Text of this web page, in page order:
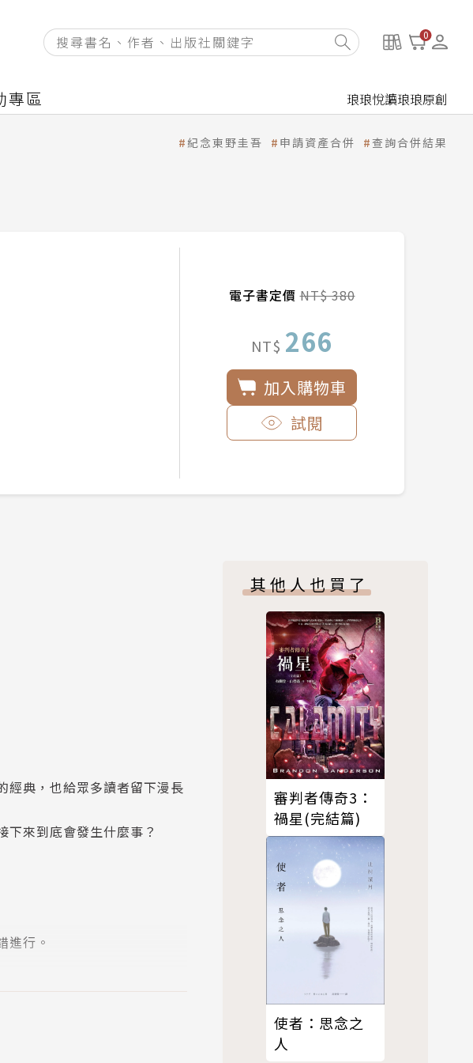
0
專區 琅琅悅讀琅琅原創
紀念東野圭吾 申請資產合併 查詢合併結果
電子書定價NT$ 380
NT$ 266
加入購物車
試閱
經典，也給眾多讀者留下漫長
來到底會發生什麼事？
進行。
其他人也買了
審判者傳奇3：
禍星(完結篇)
使者：思念之
人